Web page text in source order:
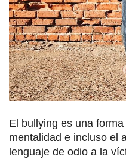
El bullying es una
mentalidad e incluso el
lenguaje de odio a la